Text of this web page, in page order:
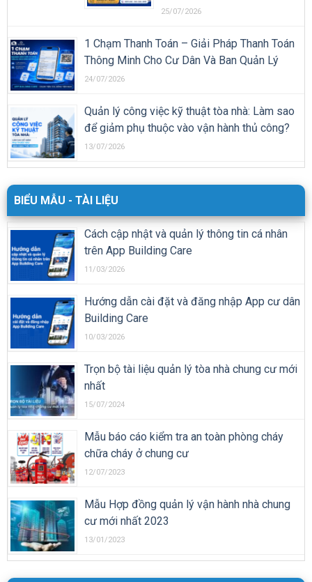
25/07/2026
1 Chạm Thanh Toán – Giải Pháp Thanh Toán
Thông Minh Cho Cư Dân Và Ban Quản Lý
24/07/2026
Quản lý công việc kỹ thuật tòa nhà: Làm sao
để giảm phụ thuộc vào vận hành thủ công?
13/07/2026
BIỂU MẪU - TÀI LIỆU
Cách cập nhật và quản lý thông tin cá nhân
trên App Building Care
11/03/2026
Hướng dẫn cài đặt và đăng nhập App cư dân
Building Care
10/03/2026
Trọn bộ tài liệu quản lý tòa nhà chung cư mới
nhất
15/07/2024
Mẫu báo cáo kiểm tra an toàn phòng cháy
chữa cháy ở chung cư
12/07/2023
Mẫu Hợp đồng quản lý vận hành nhà chung
cư mới nhất 2023
13/01/2023